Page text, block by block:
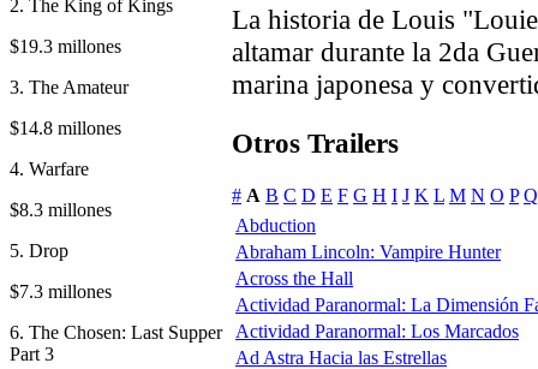
2. The King of Kings
$19.3 millones
3. The Amateur
$14.8 millones
4. Warfare
$8.3 millones
5. Drop
$7.3 millones
6. The Chosen: Last Supper
Part 3
La historia de Louis
altamar durante la 2da
marina japonesa y
Otros Trailers
# A B C D E F G H I J K L M N O P Q
Abduction
Abraham Lincoln: Vampire Hunter
Across the Hall
Actividad Paranormal: La Dimensión
Actividad Paranormal: Los Marcados
Ad Astra Hacia las Estrellas